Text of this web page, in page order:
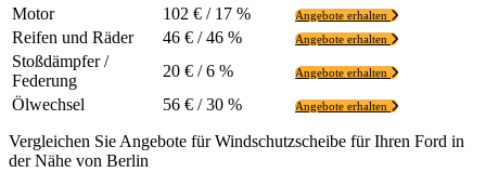
Motor 102 € / 17 % Angebote erhalten
Reifen und Räder 46 € / 46 % Angebote erhalten
Stoßdämpfer /
Federung
20 € / 6 % Angebote erhalten
Ölwechsel 56 € / 30 % Angebote erhalten
Vergleichen Sie Angebote für Windschutzscheibe für Ihren Ford in
der Nähe von Berlin